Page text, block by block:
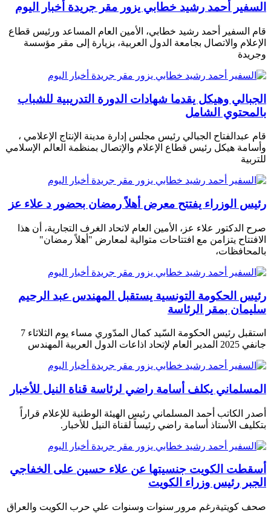
السفير أحمد رشيد خطابي يزور مقر جريدة أخبار اليوم
قام السفير أحمد رشيد خطابي، الأمين العام المساعد ورئيس قطاع
الإعلام والاتصال بجامعة الدول العربية، بزيارة إلى مقر مؤسسة
وجريدة
الجبالي وهيكل يقدما شهادات الدورة التدريبية للشباب
بالمحتوي الشامل
قام عبدالفتاح الجبالي رئيس مجلس إدارة مدينة الإنتاج الإعلامي ،
وأسامة هيكل رئيس قطاع الإعلام والإتصال بمنظمة العالم الإسلامي
للتربية
رئيس الوزراء يفتتح معرض أهلاً رمضان بحضور د علاء عز
صرح الدكتور علاء عز، الأمين العام لاتحاد الغرف التجارية، أن هذا
الافتتاح يتزامن مع افتتاحات متوالية لمعارض "أهلاً رمضان"
بالمحافظات،
رئيس الحكومة التونسية يستقبل المهندس عبد الرحيم
سليمان بمقر الرئاسة
استقبل رئيس الحكومة السّيد كمال المدّوري مساء يوم الثلاثاء 7
جانفي 2025 المدير العام لإتحاد اذاعات الدول العربية المهندس
المسلماني يكلف أسامة راضي لرئاسة قناة النيل للأخبار
أصدر الكاتب أحمد المسلماني رئيس الهيئة الوطنية للإعلام قراراً
بتكليف الأستاذ أسامة راضي رئيساً لقناة النيل للأخبار.
أسقطت الكويت جنسيتها عن علاء حسين على الخفاجي
الجبر رئيس وزراء الكويت
صحف كويتية رغم مرور سنوات وسنوات علي حرب الكويت والعراق